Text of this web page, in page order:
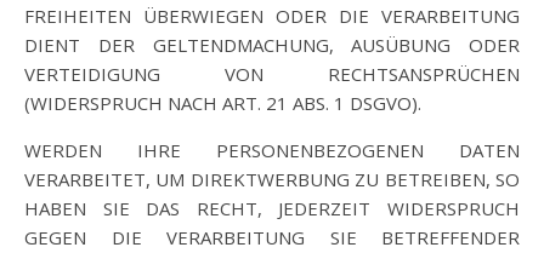
FREIHEITEN ÜBERWIEGEN ODER DIE VERARBEITUNG
DIENT DER GELTENDMACHUNG, AUSÜBUNG ODER
VERTEIDIGUNG VON RECHTSANSPRÜCHEN
(WIDERSPRUCH NACH ART. 21 ABS. 1 DSGVO).
WERDEN IHRE PERSONENBEZOGENEN DATEN
VERARBEITET, UM DIREKTWERBUNG ZU BETREIBEN, SO
HABEN SIE DAS RECHT, JEDERZEIT WIDERSPRUCH
GEGEN DIE VERARBEITUNG SIE BETREFFENDER